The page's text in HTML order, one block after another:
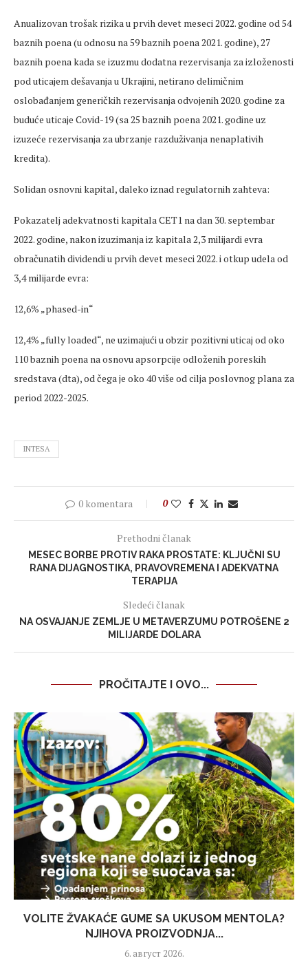
Anualizovan trošak rizika u prvih devet meseci 2022. godine od 54
baznih poena (u odnosu na 59 baznih poena 2021. godine), 27
baznih poena kada se izuzmu dodatna rezervisanja za izloženosti
pod uticajem dešavanja u Ukrajini, netirano delimičnim
oslobađanjem generičkih rezervisanja odvojenih 2020. godine za
buduće uticaje Covid-19 (sa 25 baznih poena 2021. godine uz
izuzeće rezervisanja za ubrzanje razduživanja nenaplativih
kredita).
Solidan osnovni kapital, daleko iznad regulatornih zahteva:
Pokazatelj adekvatnosti kapitala CET1 na dan 30. septembar
2022. godine, nakon izuzimanja iz kapitala 2,3 milijardi evra
obračunatih dividendi u prvih devet meseci 2022. i otkup udela od
3,4 milijarde evra:
12,6% „phased-in“
12,4% „fully loaded“, ne uzimajući u obzir pozitivni uticaj od oko
110 baznih poena na osnovu apsorpcije odloženih poreskih
sredstava (dta), od čega je oko 40 više od cilja poslovnog plana za
period 2022-2025.
INTESA
0 komentara 0
Prethodni članak
MESEC BORBE PROTIV RAKA PROSTATE: KLJUČNI SU
RANA DIJAGNOSTIKA, PRAVOVREMENA I ADEKVATNA
TERAPIJA
Sledeći članak
NA OSVAJANJE ZEMLJE U METAVERZUMU POTROŠENE 2
MILIJARDE DOLARA
PROČITAJTE I OVO...
VOLITE ŽVAKAĆE GUME SA UKUSOM MENTOLA?
NJIHOVA PROIZVODNJA...
6. август 2026.